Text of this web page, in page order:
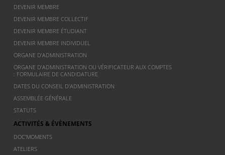
DEVENIR MEMBRE
DEVENIR MEMBRE COLLECTIF
DEVENIR MEMBRE ÉTUDIANT
DEVENIR MEMBRE INDIVIDUEL
ORGANE D’ADMINISTRATION
ORGANE D’ADMINISTRATION OU VÉRIFICATEUR AUX COMPTES
: FORMULAIRE DE CANDIDATURE
DATES DU CONSEIL D’ADMINISTRATION
ASSEMBLÉE GÉNÉRALE
STATUTS
ACTIVITÉS & ÉVÈNEMENTS
DOC’MOMENTS
ATELIERS